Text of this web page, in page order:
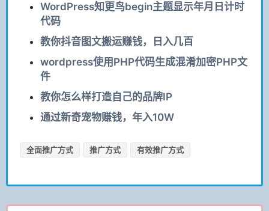
WordPress知更鸟begin主题显示年月日计时
代码
教你抖音图文搬运赚钱，日入几百
wordpress使用PHP代码生成混淆加密PHP文
件
教你怎么样打造自己的品牌IP
通过新奇宠物赚钱，年入10W
全面推广方式 推广方式 有效推广方式